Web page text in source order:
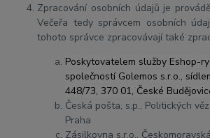
Zpracování osobních údajů je
Večeřa tedy správcem osobních
tohoto správce zpracovávají také
Poskytovatelem služby Eshop-
společností Golemos s.r.o.,
448/73, 370 01, České
Česká pošta, s.p., Politických
Praha
Zásilkovna s.r.o.,